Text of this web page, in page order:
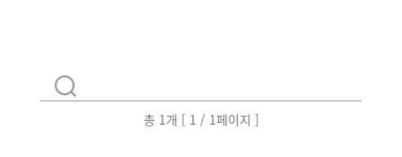
검색
총 1개 [ 1 / 1페이지 ]